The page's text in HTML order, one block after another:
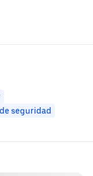
seguridad